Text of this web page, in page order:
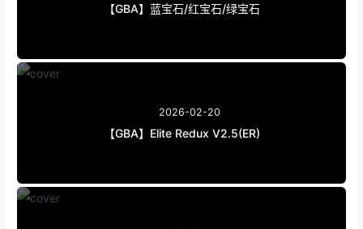
【GBA】蓝宝石/红宝石/绿宝石
2026-02-20
【GBA】Elite Redux V2.5(ER)